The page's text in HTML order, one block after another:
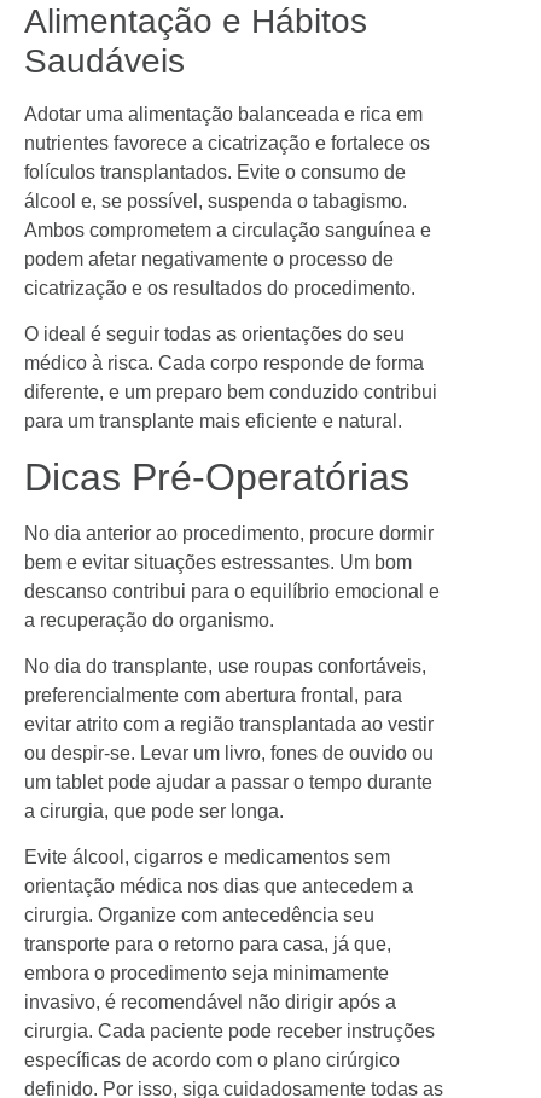
Alimentação e Hábitos
Saudáveis
Adotar uma alimentação balanceada e rica em
nutrientes favorece a cicatrização e fortalece os
folículos transplantados. Evite o consumo de
álcool e, se possível, suspenda o tabagismo.
Ambos comprometem a circulação sanguínea e
podem afetar negativamente o processo de
cicatrização e os resultados do procedimento.
O ideal é seguir todas as orientações do seu
médico à risca. Cada corpo responde de forma
diferente, e um preparo bem conduzido contribui
para um transplante mais eficiente e natural.
Dicas Pré-Operatórias
No dia anterior ao procedimento, procure dormir
bem e evitar situações estressantes. Um bom
descanso contribui para o equilíbrio emocional e
a recuperação do organismo.
No dia do transplante, use roupas confortáveis,
preferencialmente com abertura frontal, para
evitar atrito com a região transplantada ao vestir
ou despir-se. Levar um livro, fones de ouvido ou
um tablet pode ajudar a passar o tempo durante
a cirurgia, que pode ser longa.
Evite álcool, cigarros e medicamentos sem
orientação médica nos dias que antecedem a
cirurgia. Organize com antecedência seu
transporte para o retorno para casa, já que,
embora o procedimento seja minimamente
invasivo, é recomendável não dirigir após a
cirurgia. Cada paciente pode receber instruções
específicas de acordo com o plano cirúrgico
definido. Por isso, siga cuidadosamente todas as